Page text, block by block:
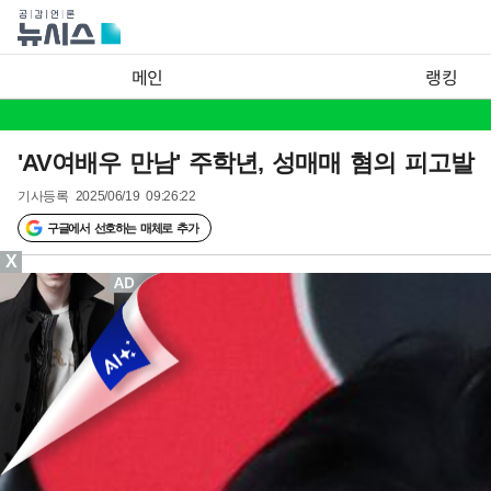
메인 랭킹
'AV여배우 만남' 주학년, 성매매 혐의 피고발
기사등록 2025/06/19 09:26:22
구글에서 선호하는 매체로 추가
X